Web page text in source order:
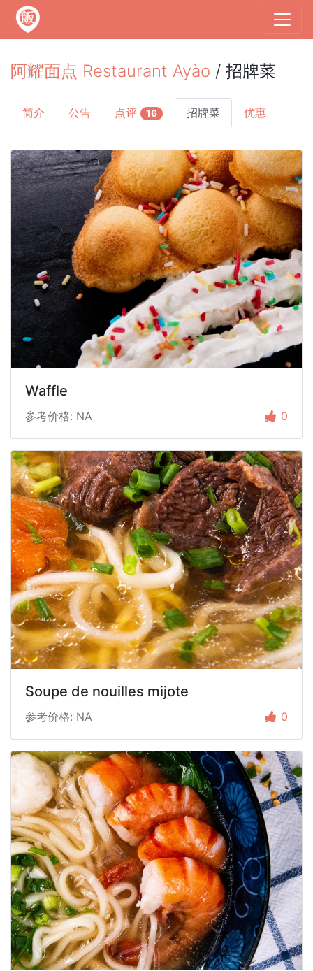
阿耀面点 Restaurant Ayào / 招牌菜
简介 公告 点评 16 招牌菜 优惠
Waffle
参考价格: NA 0
Soupe de nouilles mijote
参考价格: NA 0